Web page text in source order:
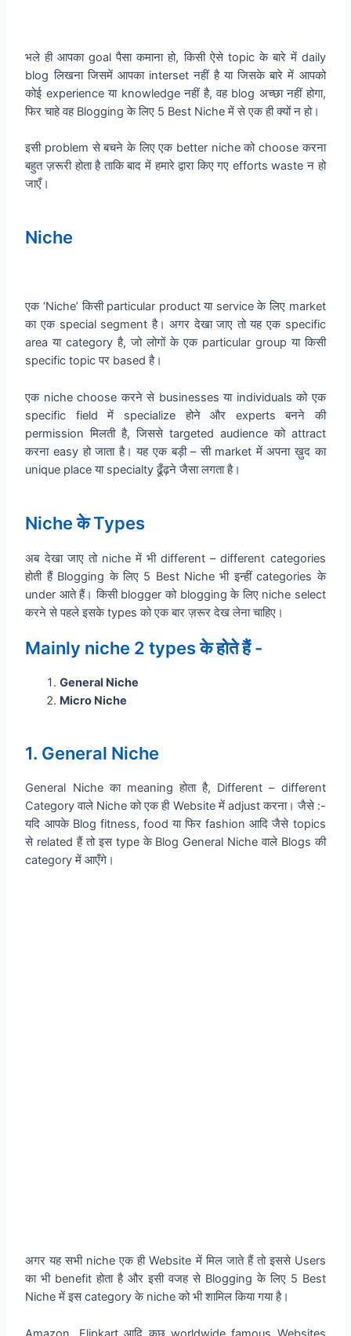
भले ही आपका goal पैसा कमाना हो, किसी ऐसे topic के बारे में daily
blog लिखना जिसमें आपका interset नहीं है या जिसके बारे में आपको
कोई experience या knowledge नहीं है, वह blog अच्छा नहीं होगा,
फिर चाहे वह Blogging के लिए 5 Best Niche में से एक ही क्यों न हो।
इसी problem से बचने के लिए एक better niche को choose करना
बहुत ज़रूरी होता है ताकि बाद में हमारे द्वारा किए गए efforts waste न हो
जाएँ।
Niche
एक ‘Niche’ किसी particular product या service के लिए market
का एक special segment है। अगर देखा जाए तो यह एक specific
area या category है, जो लोगों के एक particular group या किसी
specific topic पर based है।
एक niche choose करने से businesses या individuals को एक
specific field में specialize होने और experts बनने की
permission मिलती है, जिससे targeted audience को attract
करना easy हो जाता है। यह एक बड़ी – सी market में अपना ख़ुद का
unique place या specialty ढूँढ़ने जैसा लगता है।
Niche के Types
अब देखा जाए तो niche में भी different – different categories
होती हैं Blogging के लिए 5 Best Niche भी इन्हीं categories के
under आते हैं। किसी blogger को blogging के लिए niche select
करने से पहले इसके types को एक बार ज़रूर देख लेना चाहिए।
Mainly niche 2 types के होते हैं -
General Niche
Micro Niche
1. General Niche
General Niche का meaning होता है, Different – different
Category वाले Niche को एक ही Website में adjust करना। जैसे :-
यदि आपके Blog fitness, food या फिर fashion आदि जैसे topics
से related हैं तो इस type के Blog General Niche वाले Blogs की
category में आएँगे।
अगर यह सभी niche एक ही Website में मिल जाते हैं तो इससे Users
का भी benefit होता है और इसी वजह से Blogging के लिए 5 Best
Niche में इस category के niche को भी शामिल किया गया है।